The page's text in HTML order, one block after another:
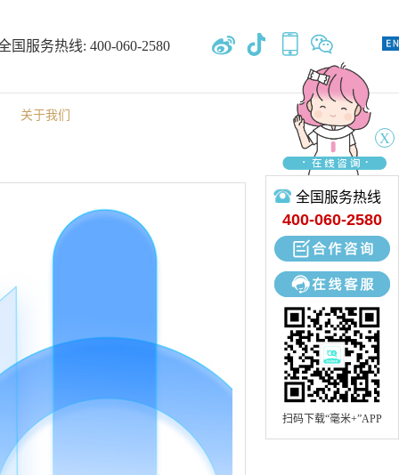
国服务热线: 400-060-2580
关于我们
关于我们
专业开发、设计、定制、生产
X
全国服务热线
400-060-2580
扫码下载“毫米+”APP